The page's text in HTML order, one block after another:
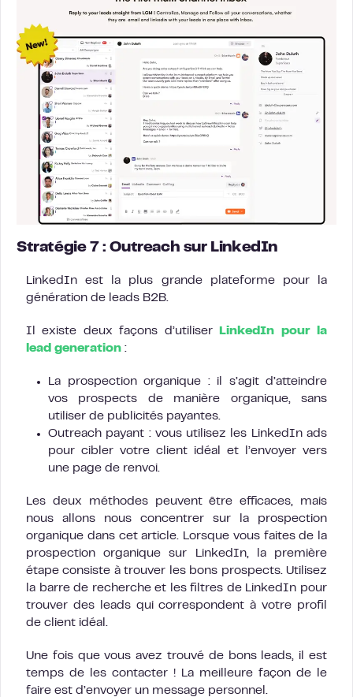
Stratégie 7 : Outreach sur LinkedIn
LinkedIn est la plus grande plateforme pour la
génération de leads B2B.
Il existe deux façons d’utiliser
LinkedIn pour la
lead generation :
La prospection organique : il s’agit d’atteindre
vos prospects de manière organique, sans
utiliser de publicités payantes.
Outreach payant : vous utilisez les LinkedIn ads
pour cibler votre client idéal et l’envoyer vers
une page de renvoi.
Les deux méthodes peuvent être efficaces, mais
nous allons nous concentrer sur la prospection
organique dans cet article. Lorsque vous faites de la
prospection organique sur LinkedIn, la première
étape consiste à trouver les bons prospects. Utilisez
la barre de recherche et les filtres de LinkedIn pour
trouver des leads qui correspondent à votre profil
de client idéal.
Une fois que vous avez trouvé de bons leads, il est
temps de les contacter ! La meilleure façon de le
faire est d’envoyer un message personnel.